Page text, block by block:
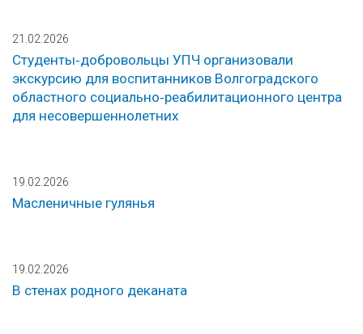
21.02.2026
Студенты‑добровольцы УПЧ организовали
экскурсию для воспитанников Волгоградского
областного социально‑реабилитационного центра
для несовершеннолетних
19.02.2026
Масленичные гулянья
19.02.2026
В стенах родного деканата